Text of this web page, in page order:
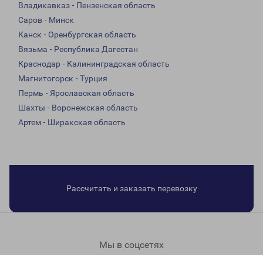
Владикавказ - Пензенская область
Саров - Минск
Канск - Оренбургская область
Вязьма - Республика Дагестан
Краснодар - Калининградская область
Магнитогорск - Турция
Пермь - Ярославская область
Шахты - Воронежская область
Артем - Ширакская область
Рассчитать и заказать перевозку
Мы в соцсетях